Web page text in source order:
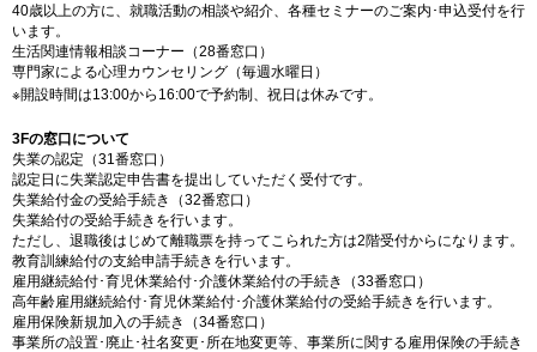
40歳以上の方に、就職活動の相談や紹介、各種セミナーのご案内･申込受付を行
います。
生活関連情報相談コーナー（28番窓口）
専門家による心理カウンセリング（毎週水曜日）
※開設時間は13:00から16:00で予約制、祝日は休みです。
3Fの窓口について
失業の認定（31番窓口）
認定日に失業認定申告書を提出していただく受付です。
失業給付金の受給手続き（32番窓口）
失業給付の受給手続きを行います。
ただし、退職後はじめて離職票を持ってこられた方は2階受付からになります。
教育訓練給付の支給申請手続きを行います。
雇用継続給付･育児休業給付･介護休業給付の手続き（33番窓口）
高年齢雇用継続給付･育児休業給付･介護休業給付の受給手続きを行います。
雇用保険新規加入の手続き（34番窓口）
事業所の設置･廃止･社名変更･所在地変更等、事業所に関する雇用保険の手続き